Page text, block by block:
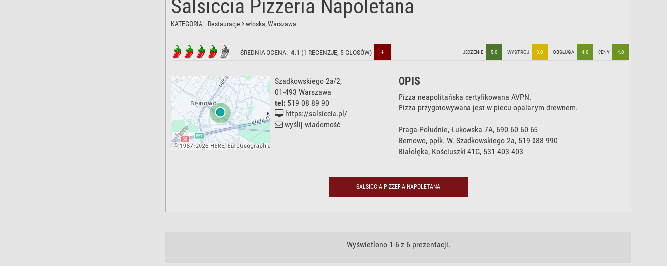
Salsiccia Pizzeria Napoletana
KATEGORIA: Restauracje włoska, Warszawa
ŚREDNIA OCENA: 4.1 (1 RECENZJĘ, 5GŁOSÓW) + JEDZENIE 5.0 WYSTRÓJ 3.0 OBSŁUGA 4.0 CENY 4.0
Szadkowskiego 2a/2,
01-493 Warszawa
tel: 519 08 89 90
https://salsiccia.pl/
wyślij wiadomość
OPIS
Pizza neapolitańska certyfikowana AVPN.
Pizza przygotowywana jest w piecu opalanym drewnem.
Praga-Południe, Łukowska 7A, 690 60 60 65
Bemowo, ppłk. W. Szadkowskiego 2a, 519 088 990
Białołęka, Kościuszki 41G, 531 403 403
SALSICCIA PIZZERIA NAPOLETANA
Wyświetlono 1-6 z 6 prezentacji.